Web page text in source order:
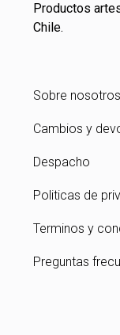
Productos
Chile.
Sobre nosotros
Cambios y
Despacho
Politicas de
Terminos y
Preguntas